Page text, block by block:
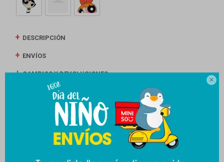

DESCRIPCIÓN
ENVÍOS
CAMBIOS Y DEVOLUCIONES
MEDIOS DE PAGO
Productos que te pueden interesar